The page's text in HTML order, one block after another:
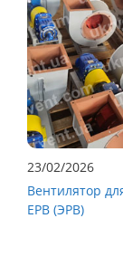
23/02/2026
Вентилятор
ЕРВ (ЭРВ)